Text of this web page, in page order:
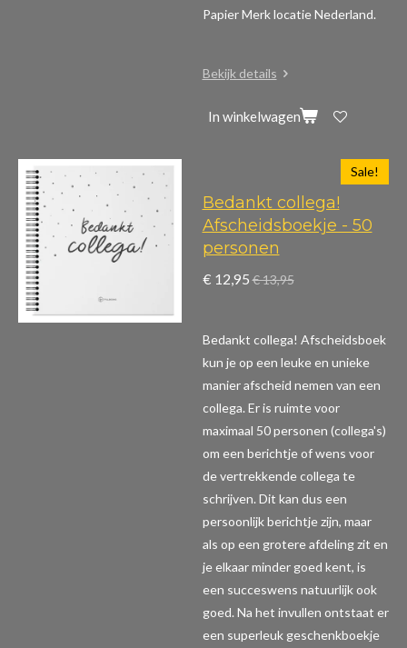
Papier Merk locatie Nederland.
Bekijk details
In winkelwagen
Sale!
Bedankt collega!
Afscheidsboekje - 50
personen
€ 12,95 € 13,95
Bedankt collega! Afscheidsboek
kun je op een leuke en unieke
manier afscheid nemen van een
collega. Er is ruimte voor
maximaal 50 personen (collega's)
om een berichtje of wens voor
de vertrekkende collega te
schrijven. Dit kan dus een
persoonlijk berichtje zijn, maar
als op een grotere afdeling zit en
je elkaar minder goed kent, is
een succeswens natuurlijk ook
goed. Na het invullen ontstaat er
een superleuk geschenkboekje